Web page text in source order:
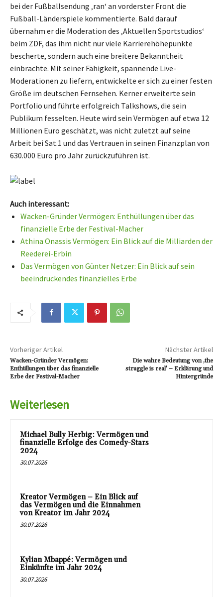
bei der Fußballsendung ‚ran‘ an vorderster Front die
Fußball-Länderspiele kommentierte. Bald darauf
übernahm er die Moderation des ‚Aktuellen Sportstudios‘
beim ZDF, das ihm nicht nur viele Karrierehöhepunkte
bescherte, sondern auch eine breitere Bekanntheit
einbrachte. Mit seiner Fähigkeit, spannende Live-
Moderationen zu liefern, entwickelte er sich zu einer festen
Größe im deutschen Fernsehen. Kerner erweiterte sein
Portfolio und führte erfolgreich Talkshows, die sein
Publikum fesselten. Heute wird sein Vermögen auf etwa 12
Millionen Euro geschätzt, was nicht zuletzt auf seine
Arbeit bei Sat.1 und das Vertrauen in seinen Finanzplan von
630.000 Euro pro Jahr zurückzuführen ist.
Auch interessant:
Wacken-Gründer Vermögen: Enthüllungen über das
finanzielle Erbe der Festival-Macher
Athina Onassis Vermögen: Ein Blick auf die Milliarden der
Reederei-Erbin
Das Vermögen von Günter Netzer: Ein Blick auf sein
beeindruckendes finanzielles Erbe
Vorheriger Artikel
Wacken-Gründer Vermögen:
Enthüllungen über das finanzielle
Erbe der Festival-Macher
Nächster Artikel
Die wahre Bedeutung von ‚the
struggle is real‘ – Erklärung und
Hintergründe
Weiterlesen
Michael Bully Herbig: Vermögen und
finanzielle Erfolge des Comedy-Stars
2024
30.07.2026
Kreator Vermögen – Ein Blick auf
das Vermögen und die Einnahmen
von Kreator im Jahr 2024
30.07.2026
Kylian Mbappé: Vermögen und
Einkünfte im Jahr 2024
30.07.2026